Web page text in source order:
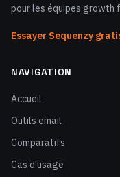
pour les équipes growth
Essayer Sequenzy
NAVIGATION
Accueil
Outils email
Comparatifs
Cas d'usage